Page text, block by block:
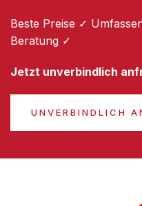
Beste Preise ✓
Beratung ✓
Jetzt unverbindlich
UNVERBINDLICH